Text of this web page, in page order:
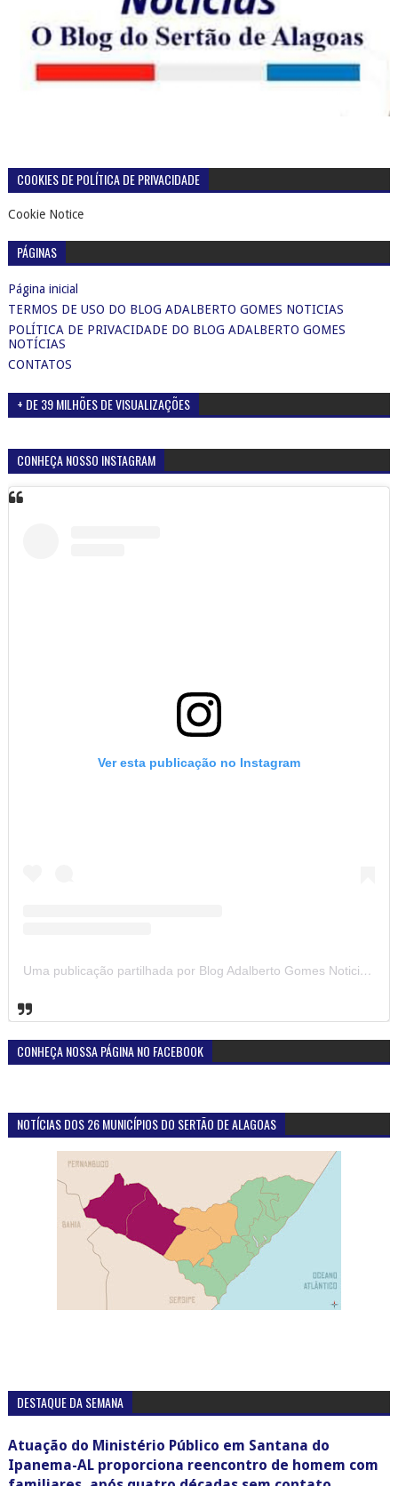
COOKIES DE POLÍTICA DE PRIVACIDADE
Cookie Notice
PÁGINAS
Página inicial
TERMOS DE USO DO BLOG ADALBERTO GOMES NOTICIAS
POLÍTICA DE PRIVACIDADE DO BLOG ADALBERTO GOMES
NOTÍCIAS
CONTATOS
+ DE 39 MILHÕES DE VISUALIZAÇÕES
CONHEÇA NOSSO INSTAGRAM
Ver esta publicação no Instagram
Uma publicação partilhada por Blog Adalberto Gomes Noticias (@blogadalbertogomesnoticiass)
CONHEÇA NOSSA PÁGINA NO FACEBOOK
NOTÍCIAS DOS 26 MUNICÍPIOS DO SERTÃO DE ALAGOAS
DESTAQUE DA SEMANA
Atuação do Ministério Público em Santana do
Ipanema-AL proporciona reencontro de homem com